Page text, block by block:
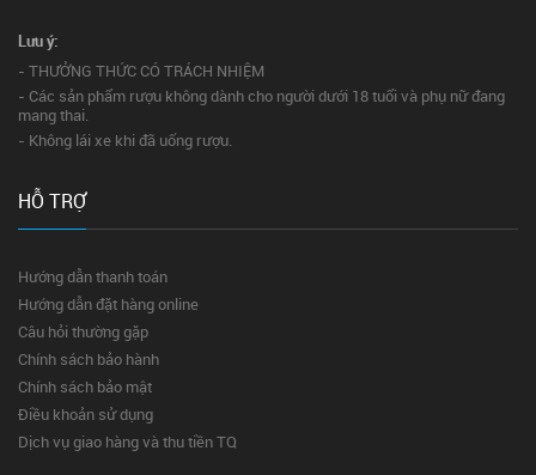
Lưu ý:
- THƯỞNG THỨC CÓ TRÁCH NHIỆM
- Các sản phẩm rượu không dành cho người dưới 18 tuổi và phụ nữ đang
mang thai.
- Không lái xe khi đã uống rượu.
HỖ TRỢ
Hướng dẫn thanh toán
Hướng dẫn đặt hàng online
Câu hỏi thường gặp
Chính sách bảo hành
Chính sách bảo mật
Điều khoản sử dụng
Dịch vụ giao hàng và thu tiền TQ